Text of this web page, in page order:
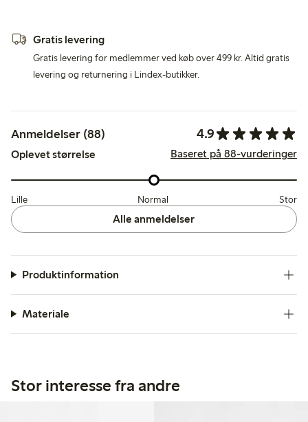
Gratis levering
Gratis levering for medlemmer ved køb over 499 kr. Altid gratis
levering og returnering i Lindex-butikker.
Anmeldelser (88) 4.9
Oplevet størrelse Baseret på 88-vurderinger
Lille Normal Stor
Alle anmeldelser
Produktinformation
Materiale
Stor interesse fra andre